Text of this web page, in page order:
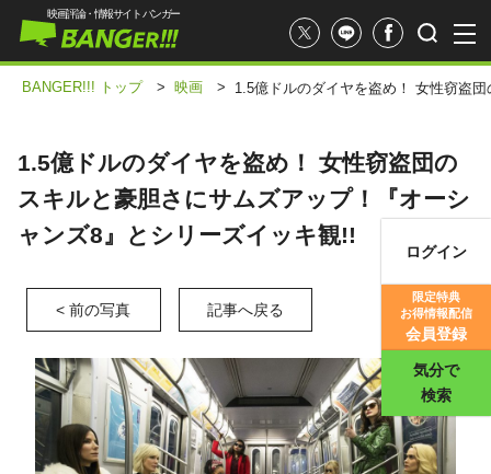
映画評価
映画評論・情報サイト バンガー
ログイン
限定特典
お得情報配信
会員登録
気分で
検索
BANGER!!! トップ > 映画 > 1.5億ドルのダイヤを盗め！ 女性窃盗
1.5億ドルのダイヤを盗め！ 女性窃盗団の
スキルと豪胆さにサムズアップ！『オーシ
ャンズ8』とシリーズイッキ観!!
< 前の写真 記事へ戻る